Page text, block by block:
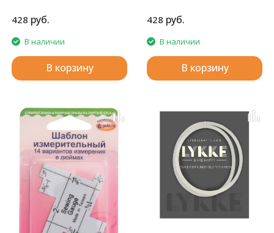
428 руб.
В наличии
В корзину
размером 16 мм.
Такой набор - неотъемлемый
атрибут в любом хозяйстве,
будь то домашний уголок
рукоделия, ремонт обуви,
швейное ателье.
428 руб.
В наличии
В корзину